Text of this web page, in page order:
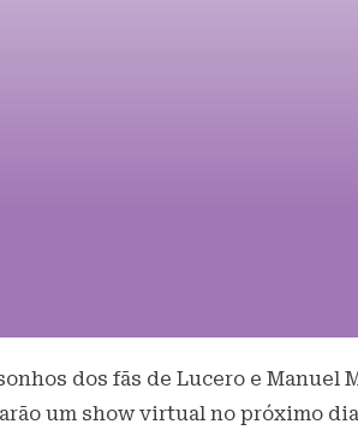
dos fãs de Lucero e
um show virtual no próximo